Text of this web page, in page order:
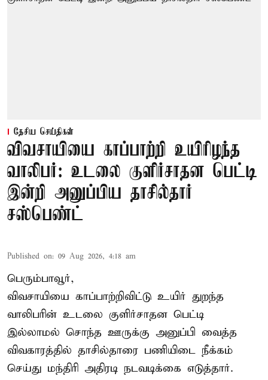
தேசிய செய்திகள்
விவசாயியை காப்பாற்றி உயிரிழந்த
வாலிபர்: உடலை குளிர்சாதன பெட்டி
இன்றி அனுப்பிய தாசில்தார்
சஸ்பெண்ட்
Published on: 09 Aug 2026, 4:18 am
பெரும்பாவூர்,
விவசாயியை காப்பாற்றிவிட்டு உயிர் துறந்த
வாலிபரின் உடலை குளிர்சாதன பெட்டி
இல்லாமல் சொந்த ஊருக்கு அனுப்பி வைத்த
விவகாரத்தில் தாசில்தாரை பணியிடை நீக்கம்
செய்து மந்திரி அதிரடி நடவடிக்கை எடுத்தார்.